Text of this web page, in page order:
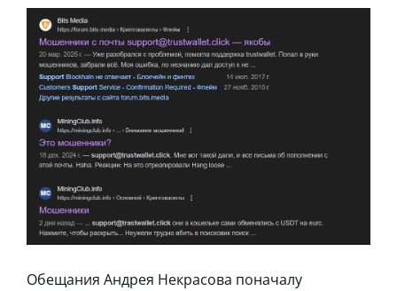
Обещания Андрея Некрасова поначалу